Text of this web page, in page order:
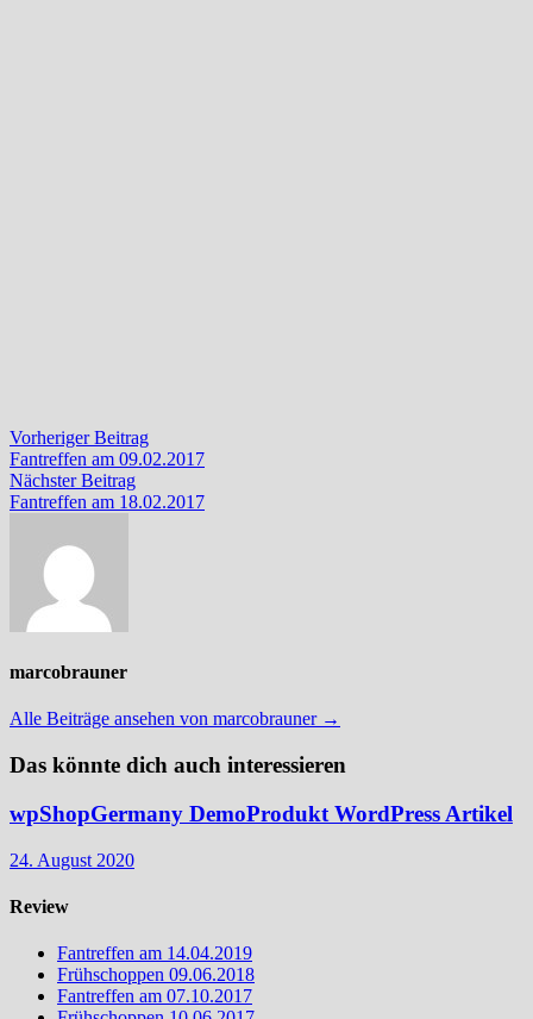
Beitragsnavigation
Vorheriger BeitragVorheriger
Beitrag:
Fantreffen am 09.02.2017
Nächster BeitragNächster
Beitrag:
Fantreffen am 18.02.2017
marcobrauner
Alle Beiträge ansehen von marcobrauner →
Das könnte dich auch interessieren
wpShopGermany DemoProdukt WordPress Artikel
24. August 2020
Review
Fantreffen am 14.04.2019
Frühschoppen 09.06.2018
Fantreffen am 07.10.2017